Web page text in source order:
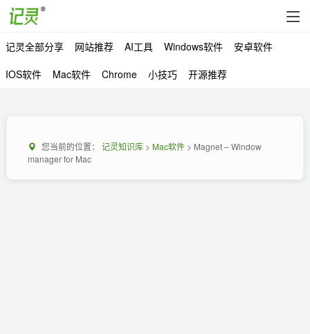
记灵全部分享 网站推荐 AI工具 Windows软件
安卓软件
IOS软件
Mac软件 Chrome 小技巧 开源推荐
您当前的位置： 记灵知识库> Mac软件> Magnet – Window
manager for Mac